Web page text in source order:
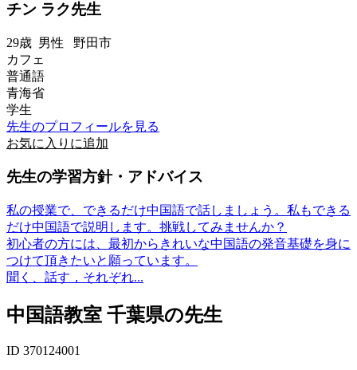
チン ラク先生
29歳 男性 野田市
カフェ
普通語
青海省
学生
先生のプロフィールを見る
お気に入りに追加
先生の学習方針・アドバイス
私の授業で、できるだけ中国語で話しましょう。私もできる
だけ中国語で説明します。挑戦してみませんか？
初心者の方には、最初からきれいな中国語の発音基礎を身に
つけて頂きたいと願っています。
聞く、話す，それぞれ...
中国語教室 千葉県の先生
ID 370124001